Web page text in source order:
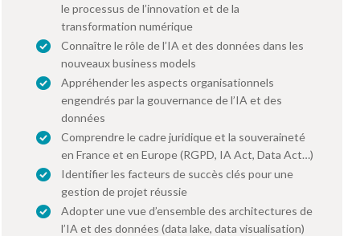
le processus de l’innovation et de la
transformation numérique
Connaître le rôle de l’IA et des données dans les
nouveaux business models
Appréhender les aspects organisationnels
engendrés par la gouvernance de l’IA et des
données
Comprendre le cadre juridique et la souveraineté
en France et en Europe (RGPD, IA Act, Data Act…)
Identifier les facteurs de succès clés pour une
gestion de projet réussie
Adopter une vue d’ensemble des architectures de
l’IA et des données (data lake, data visualisation)